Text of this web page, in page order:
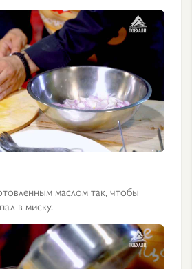
маслом так, чтобы
в миску.